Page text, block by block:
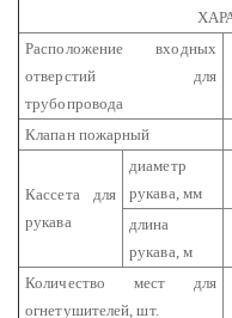
Расположение входных
отверстий для
трубопровода
Клапан пожарный
Кассета для
рукава
диаметр
рукава, мм
длина
рукава, м
Количество мест для
огнетушителей, шт.